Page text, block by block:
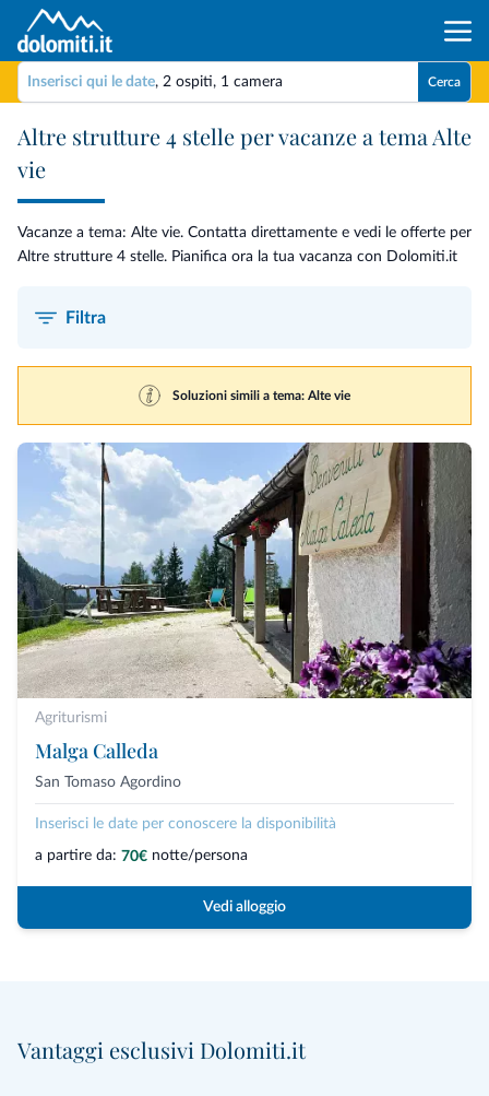
Inserisci qui le date, 2 ospiti, 1 camera Cerca
Altre strutture 4 stelle per vacanze a tema Alte
vie
Vacanze a tema: Alte vie. Contatta direttamente e vedi le offerte per
Altre strutture 4 stelle. Pianifica ora la tua vacanza con Dolomiti.it
Filtra
Soluzioni simili a tema: Alte vie
Agriturismi
Malga Calleda
San Tomaso Agordino
Inserisci le date per conoscere la disponibilità
a partire da: 70€ notte/persona
Vedi alloggio
Vantaggi esclusivi Dolomiti.it